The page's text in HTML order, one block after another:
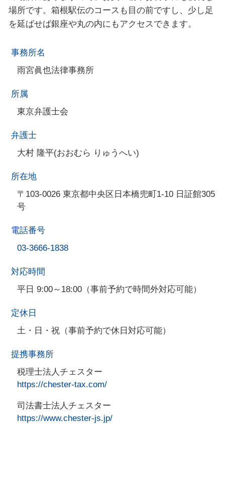
場所です。箱根駅伝のコースも目の前ですし、少し足
を延ばせば銀座や丸の内にもアクセスできます。
事務所名
雨宮眞也法律事務所
所属
東京弁護士会
弁護士
大村 隆平(おおむら りゅうへい)
所在地
〒103-0026 東京都中央区日本橋兜町1-10 日証館305
号
電話番号
03-3666-1838
対応時間
平日 9:00～18:00（事前予約で時間外対応可能）
定休日
土・日・祝（事前予約で休日対応可能）
提携事務所
税理士法人チェスター
https://chester-tax.com/
司法書士法人チェスター
https://www.chester-js.jp/